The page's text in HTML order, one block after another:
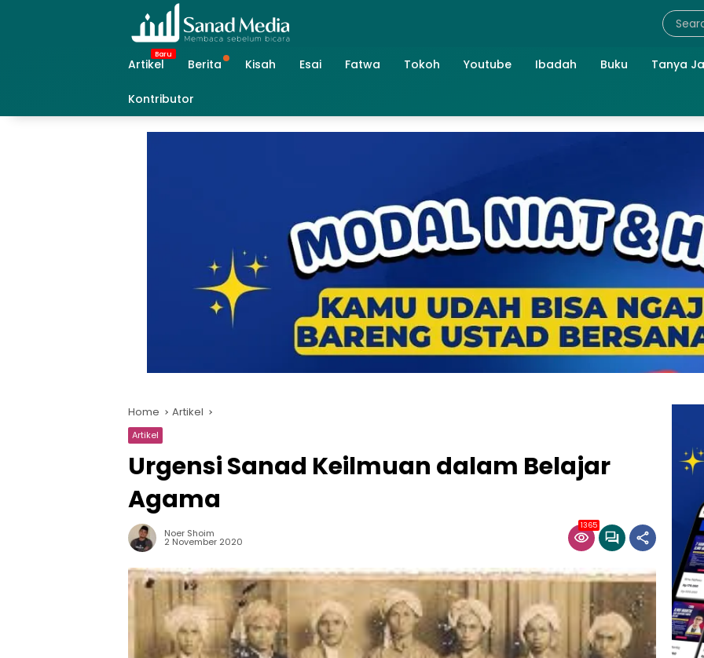
Artikel
Berita Kisah Esai Fatwa Tokoh Youtube Ibadah Buku Tanya
Kontributor
Home Artikel
Artikel
Urgensi Sanad Keilmuan dalam Belajar
Agama
Noer Shoim
2 November 2020
1365